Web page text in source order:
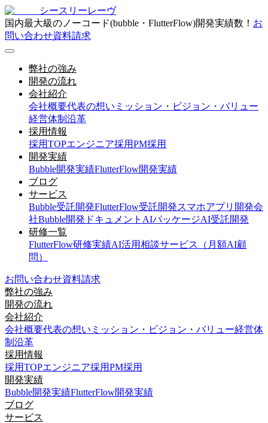
シースリーレーヴ
国内最大級のノーコード(bubble・FlutterFlow)開発実績数！ お
問い合わせ資料請求
弊社の強み
開発の流れ
会社紹介
会社概要代表の想い ミッション・ビジョン・バリュー
経営体制 沿革
採用情報
採用TOPエンジニア採用PM採用
開発実績
Bubble開発実績FlutterFlow開発実績
ブログ
サービス
Bubble受託開発FlutterFlow受託開発スマホアプリ開発会
社Bubble開発ドキュメント AIパッケージAI受託開発
研修一覧
FlutterFlow研修実績AI活用相談サービス（月額AI顧
問）
お問い合わせ資料請求
弊社の強み
開発の流れ
会社紹介
会社概要代表の想い ミッション・ビジョン・バリュー経営体
制 沿革
採用情報
採用TOPエンジニア採用PM採用
開発実績
Bubble開発実績FlutterFlow開発実績
ブログ
サービス